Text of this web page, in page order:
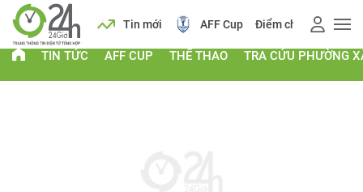
Lịch Tin mới AFF Cup Điểm chuẩn 2026
TIN TỨC AFF CUP THỂ THAO TRA CỨU PHƯỜNG